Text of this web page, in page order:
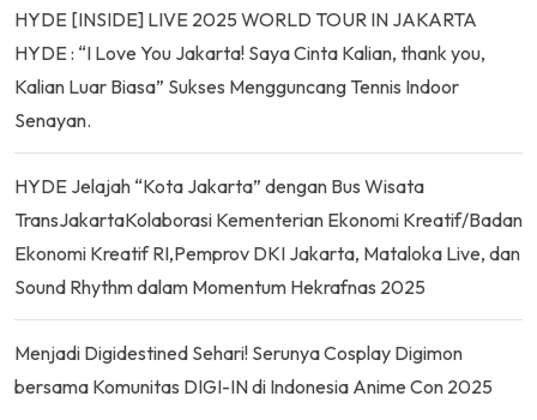
HYDE [INSIDE] LIVE 2025 WORLD TOUR IN JAKARTA
HYDE : “I Love You Jakarta! Saya Cinta Kalian, thank you,
Kalian Luar Biasa” Sukses Mengguncang Tennis Indoor
Senayan.
HYDE Jelajah “Kota Jakarta” dengan Bus Wisata
TransJakartaKolaborasi Kementerian Ekonomi Kreatif/Badan
Ekonomi Kreatif RI,Pemprov DKI Jakarta, Mataloka Live, dan
Sound Rhythm dalam Momentum Hekrafnas 2025
Menjadi Digidestined Sehari! Serunya Cosplay Digimon
bersama Komunitas DIGI-IN di Indonesia Anime Con 2025